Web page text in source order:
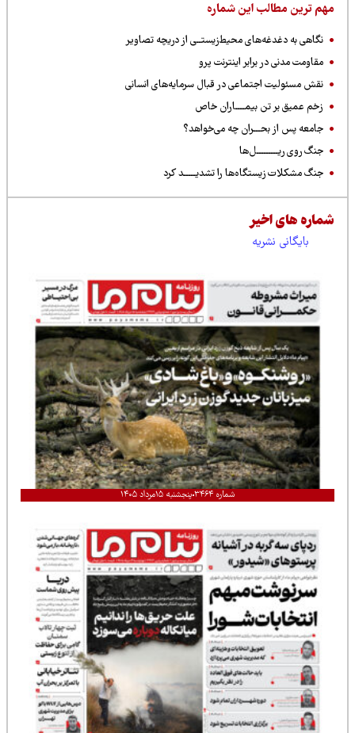
مهم ترین مطالب این شماره
نگاهی به دغدغه‌های محیط‌زیستــی از دریچه تصاویر
مقاومت مدنی در برابر اینترنت پرو
نقش مسئولیت اجتماعی در قبال سرمایه‌های انسانی
زخم عمیق بر تن بیمــــاران خاص
جامعه پس از بحـــران چه می‌خواهد؟
جنگ روی ریـــــــــل‌ها
جنگ مشکلات زیستگاه‌ها را تشدیـــــد کرد
شماره های اخیر
بایگانی نشریه
شماره ۳۴۶۴ پنجشنبه ۱۵مرداد ۱۴۰۵